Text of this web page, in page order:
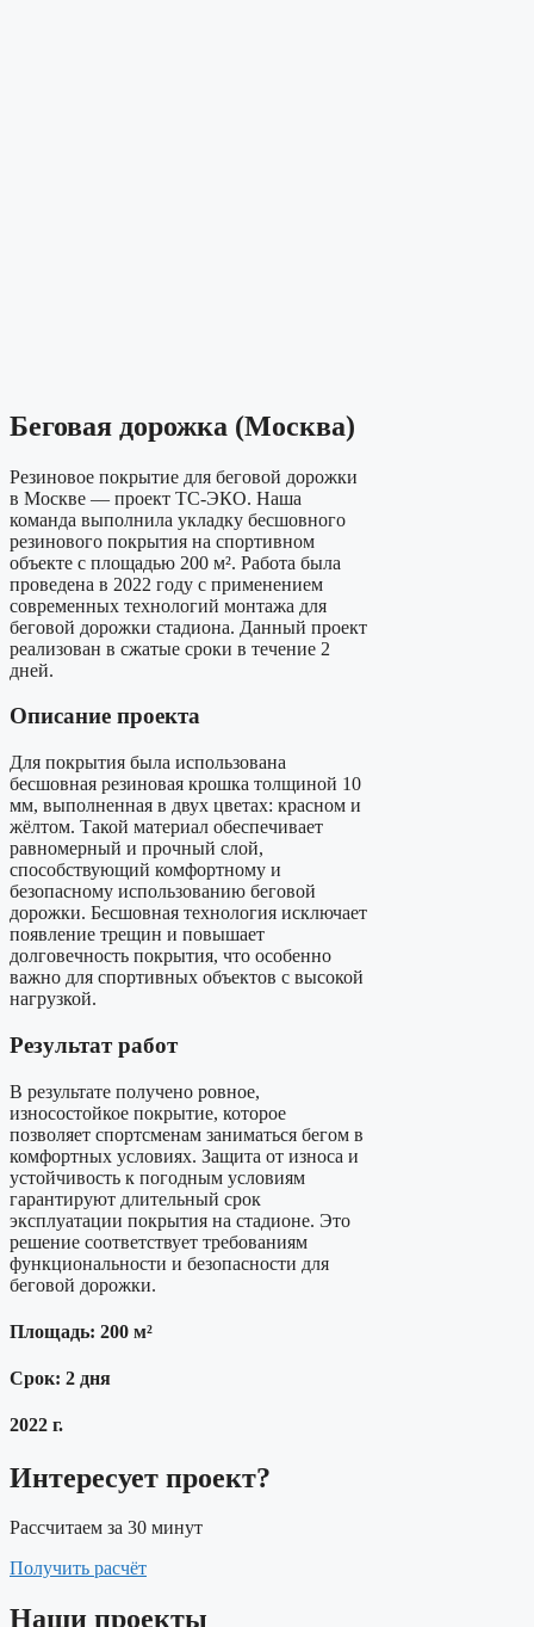
Беговая дорожка (Москва)
Резиновое покрытие для беговой дорожки
в Москве — проект ТС-ЭКО. Наша
команда выполнила укладку бесшовного
резинового покрытия на спортивном
объекте с площадью 200 м². Работа была
проведена в 2022 году с применением
современных технологий монтажа для
беговой дорожки стадиона. Данный проект
реализован в сжатые сроки в течение 2
дней.
Описание проекта
Для покрытия была использована
бесшовная резиновая крошка толщиной 10
мм, выполненная в двух цветах: красном и
жёлтом. Такой материал обеспечивает
равномерный и прочный слой,
способствующий комфортному и
безопасному использованию беговой
дорожки. Бесшовная технология исключает
появление трещин и повышает
долговечность покрытия, что особенно
важно для спортивных объектов с высокой
нагрузкой.
Результат работ
В результате получено ровное,
износостойкое покрытие, которое
позволяет спортсменам заниматься бегом в
комфортных условиях. Защита от износа и
устойчивость к погодным условиям
гарантируют длительный срок
эксплуатации покрытия на стадионе. Это
решение соответствует требованиям
функциональности и безопасности для
беговой дорожки.
Площадь: 200 м²
Срок: 2 дня
2022 г.
Интересует проект?
Рассчитаем за 30 минут
Получить расчёт
Наши проекты